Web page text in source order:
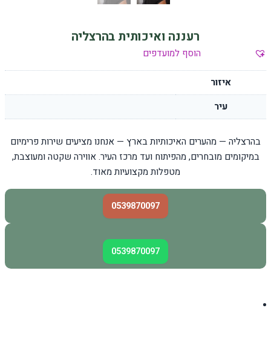
רעננה ואיכותית בהרצליה
הוסף למועדפים
איזור
עיר
בהרצליה — מהערים האיכותיות בארץ — אנחנו מציעים שירות פרימיום
במיקומים מובחרים, מהפיתוח ועד מרכז העיר. אווירה שקטה ומעוצבת,
מטפלות מקצועיות מאוד.
0539870097
0539870097